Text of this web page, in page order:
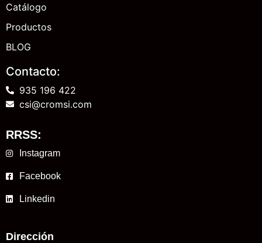
Catálogo
Productos
BLOG
Contacto:
935 196 422
csi@cromsi.com
RRSS:
Instagram
Facebook
Linkedin
Dirección